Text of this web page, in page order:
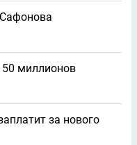
миллионов
за нового